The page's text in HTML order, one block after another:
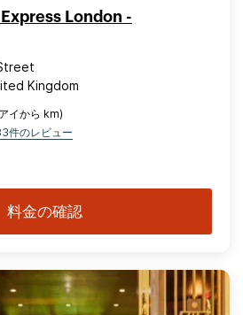
London -
Kingdom
イから km)
件のレビュー
料金の確認